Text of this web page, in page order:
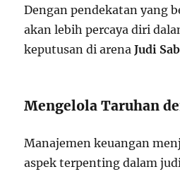
Dengan pendekatan yang
akan lebih percaya diri
keputusan di arenaJudi
Mengelola Taruhan
Manajemen keuangan
aspek terpenting dalam